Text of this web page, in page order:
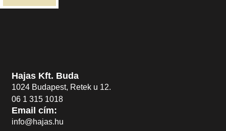
Hajas Kft. Buda
1024 Budapest, Retek u 12.
06 1 315 1018
Email cím:
info@hajas.hu